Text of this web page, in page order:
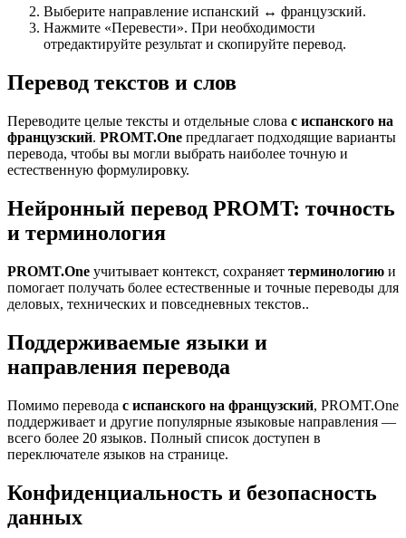
Выберите направление испанский ↔ французский.
Нажмите «Перевести». При необходимости
отредактируйте результат и скопируйте перевод.
Перевод текстов и слов
Переводите целые тексты и отдельные слова с испанского на
французский. PROMT.One предлагает подходящие варианты
перевода, чтобы вы могли выбрать наиболее точную и
естественную формулировку.
Нейронный перевод PROMT: точность
и терминология
PROMT.One учитывает контекст, сохраняет терминологию и
помогает получать более естественные и точные переводы для
деловых, технических и повседневных текстов..
Поддерживаемые языки и
направления перевода
Помимо перевода с испанского на французский, PROMT.One
поддерживает и другие популярные языковые направления —
всего более 20 языков. Полный список доступен в
переключателе языков на странице.
Конфиденциальность и безопасность
данных